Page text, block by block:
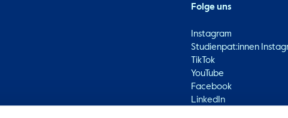
Folge uns
Instagram
Studienpat:innen
TikTok
YouTube
Facebook
LinkedIn